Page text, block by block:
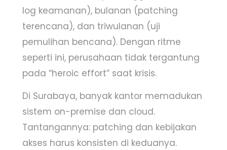
log keamanan), bulanan (patching
terencana), dan triwulanan (uji
pemulihan bencana). Dengan ritme
seperti ini, perusahaan tidak tergantung
pada “heroic effort” saat krisis.
Di Surabaya, banyak kantor memadukan
sistem on-premise dan cloud.
Tantangannya: patching dan kebijakan
akses harus konsisten di keduanya.